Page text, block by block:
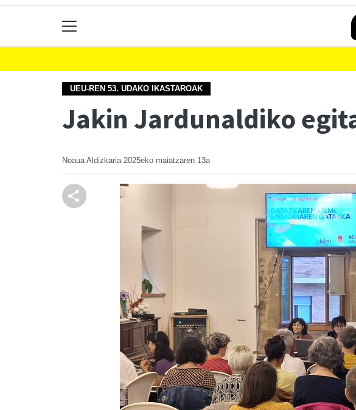
UEU-REN 53. UDAKO IKASTAROAK
Jakin Jardunaldiko
Noaua Aldizkaria 2025eko maiatzaren 13a